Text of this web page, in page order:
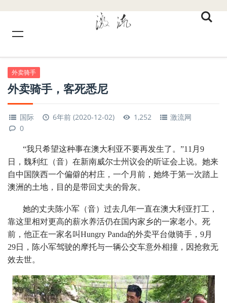
外卖骑手
外卖骑手，客死悉尼
国际 6年前 (2020-12-02) 1,252
激流网
0
“我只希望这种事在澳大利亚不要再发生了。”11月9
日，魏利红（音）在新南威尔士州议会的听证会上说。她来
自中国陕西一个偏僻的村庄，一个月前，她终于第一次踏上
澳洲的土地，目的是带回丈夫的骨灰。
她的丈夫陈小军（音）过去几年一直在澳大利亚打工，
靠这里相对更高的薪水养活仍在国内家乡的一家老小。死
前，他正在一家名叫Hungry Panda的外卖平台做骑手，9月
29日，陈小军驾驶的摩托与一辆公交车意外相撞，因抢救无
效去世。